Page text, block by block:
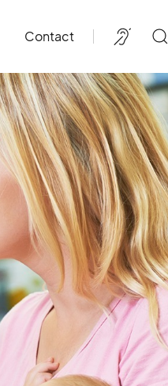
Contact